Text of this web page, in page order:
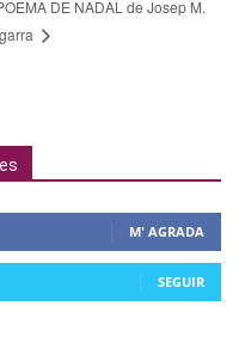
DE NADAL de Josep M.
M' AGRADA
SEGUIR